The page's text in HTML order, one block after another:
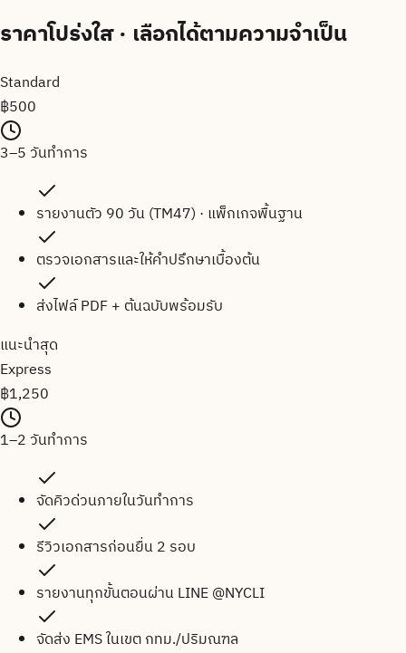
ราคาโปร่งใส· เลือกได้ตามความจำเป็น
Standard
฿500
3–5 วันทำการ
รายงานตัว 90 วัน (TM47) · แพ็กเกจพื้นฐาน
ตรวจเอกสารและให้คำปรึกษาเบื้องต้น
ส่งไฟล์ PDF + ต้นฉบับพร้อมรับ
แนะนำสุด
Express
฿1,250
1–2 วันทำการ
จัดคิวด่วนภายในวันทำการ
รีวิวเอกสารก่อนยื่น 2 รอบ
รายงานทุกขั้นตอนผ่าน LINE @NYCLI
จัดส่ง EMS ในเขต กทม./ปริมณฑล